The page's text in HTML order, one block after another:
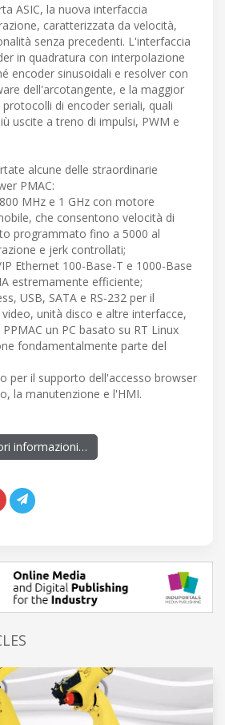
ASIC, la nuova interfaccia
caratterizzata da velocità,
senza precedenti. L'interfaccia
in quadratura con interpolazione
encoder sinusoidali e resolver con
dell'arcotangente, e la maggior
di encoder seriali, quali
uscite a treno di impulsi, PWM e
alcune delle straordinarie
PMAC:
MHz e 1 GHz con motore
che consentono velocità di
programmato fino a 5000 al
e jerk controllati;
Ethernet 100-Base-T e 1000-Base
estremamente efficiente;
USB, SATA e RS-232 per il
unità disco e altre interfacce,
un PC basato su RT Linux
fondamentalmente parte del
per il supporto dell'accesso browser
la manutenzione e l'HMI.
informazioni…